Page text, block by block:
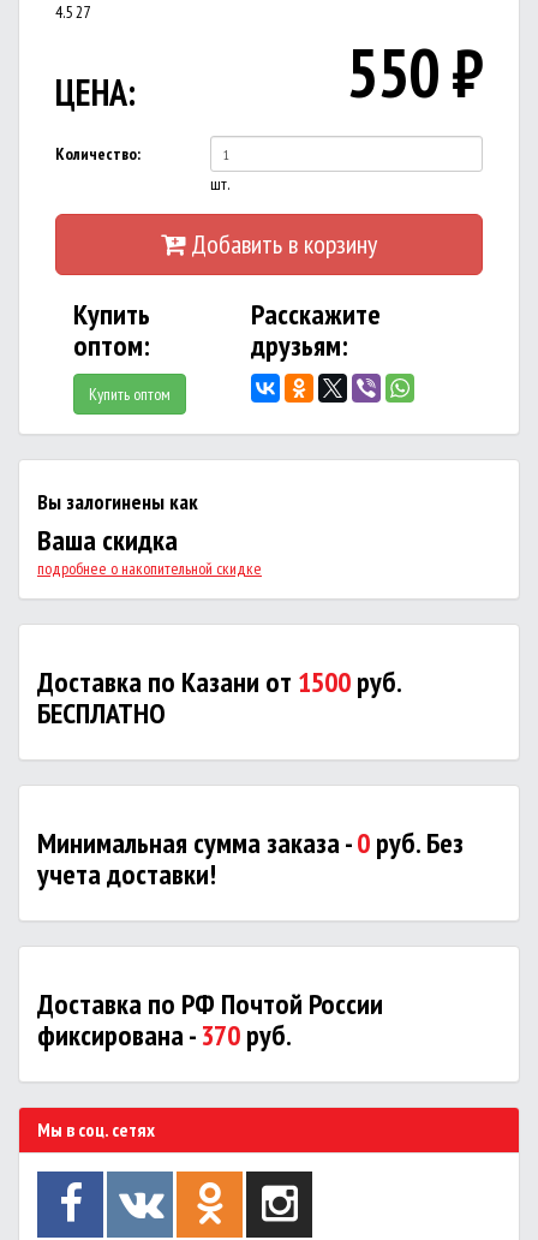
4.527
ЦЕНА: 550₽
Количество:
шт.
Добавить в корзину
Купить
оптом:
Купить оптом
Расскажите
друзьям:
Вы залогинены как
Ваша скидка
подробнее о накопительной скидке
Доставка по Казани от 1500руб.
БЕСПЛАТНО
Минимальная сумма заказа -0руб. Без
учета доставки!
Доставка по РФ Почтой России
фиксирована -370руб.
Мы в соц. сетях